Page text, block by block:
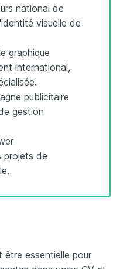
national de
visuelle de
graphique
international,
publicitaire
gestion
projets de
être essentielle pour